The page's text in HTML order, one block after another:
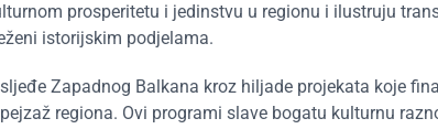
prosperitetu i jedinstvu u regionu i ilustruju
istorijskim podjelama.
Zapadnog Balkana kroz hiljade projekata koje
regiona. Ovi programi slave bogatu kulturnu